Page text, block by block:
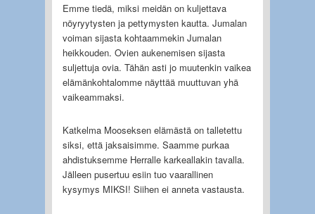
Emme tiedä, miksi meidän on kuljettava
nöyryytysten ja pettymysten kautta. Jumalan
voiman sijasta kohtaammekin Jumalan
heikkouden. Ovien aukenemisen sijasta
suljettuja ovia. Tähän asti jo muutenkin vaikea
elämänkohtalomme näyttää muuttuvan yhä
vaikeammaksi.
Katkelma Mooseksen elämästä on talletettu
siksi, että jaksaisimme. Saamme purkaa
ahdistuksemme Herralle karkeallakin tavalla.
Jälleen pusertuu esiin tuo vaarallinen
kysymys MIKSI! Siihen ei anneta vastausta.